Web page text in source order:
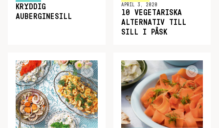
KRYDDIG
AUBERGINESILL
APRIL 3, 2020
10 VEGETARISKA
ALTERNATIV TILL
SILL I PÅSK